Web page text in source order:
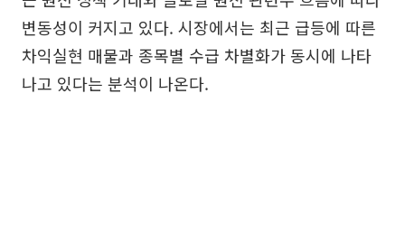
변동성이 커지고 있다. 시장에서는 최근 급등에 따른
차익실현 매물과 종목별 수급 차별화가 동시에 나타
나고 있다는 분석이 나온다.